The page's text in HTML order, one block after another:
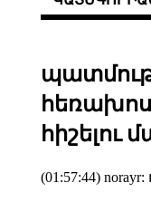
հիշելու
(01:57:44)